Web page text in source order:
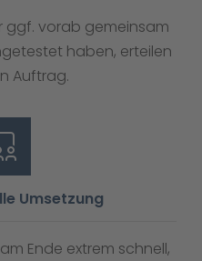
ggf. vorab gemeinsam
haben, erteilen
Auftrag.
Umsetzung
Ende extrem schnell,